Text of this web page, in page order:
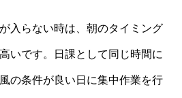
入らない時は、朝のタイミング
いです。日課として同じ時間に
の条件が良い日に集中作業を行